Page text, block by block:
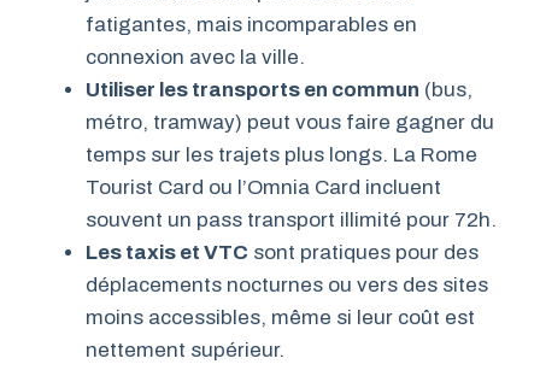
fatigantes, mais incomparables en
connexion avec la ville.
Utiliser les transports en commun (bus,
métro, tramway) peut vous faire gagner du
temps sur les trajets plus longs. La Rome
Tourist Card ou l’Omnia Card incluent
souvent un pass transport illimité pour 72h.
Les taxis et VTC sont pratiques pour des
déplacements nocturnes ou vers des sites
moins accessibles, même si leur coût est
nettement supérieur.